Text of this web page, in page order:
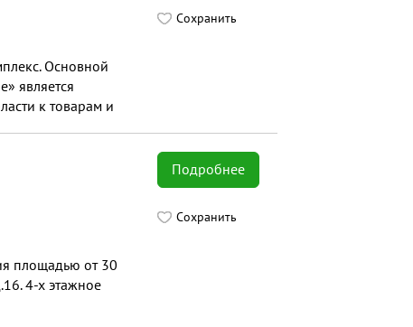
Сохранить
Основной
является
к товарам и
Подробнее
Сохранить
площадью от 30
4-х этажное